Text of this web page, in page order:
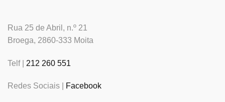
Rua 25 de Abril, n.º 21
Broega, 2860-333 Moita
Telf | 212 260 551
Redes Sociais | Facebook